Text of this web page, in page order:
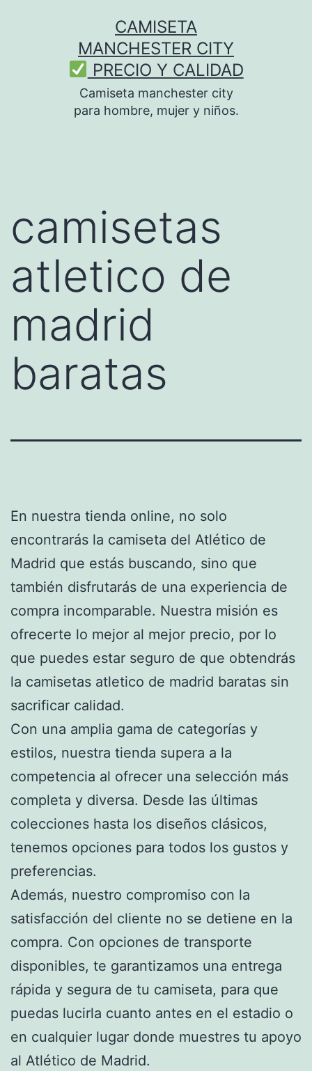
CAMISETA
MANCHESTER CITY
PRECIO Y CALIDAD
Camiseta manchester city
para hombre, mujer y niños.
camisetas
atletico de
madrid
baratas
En nuestra tienda online, no solo
encontrarás la camiseta del Atlético de
Madrid que estás buscando, sino que
también disfrutarás de una experiencia de
compra incomparable. Nuestra misión es
ofrecerte lo mejor al mejor precio, por lo
que puedes estar seguro de que obtendrás
la camisetas atletico de madrid baratas sin
sacrificar calidad.
Con una amplia gama de categorías y
estilos, nuestra tienda supera a la
competencia al ofrecer una selección más
completa y diversa. Desde las últimas
colecciones hasta los diseños clásicos,
tenemos opciones para todos los gustos y
preferencias.
Además, nuestro compromiso con la
satisfacción del cliente no se detiene en la
compra. Con opciones de transporte
disponibles, te garantizamos una entrega
rápida y segura de tu camiseta, para que
puedas lucirla cuanto antes en el estadio o
en cualquier lugar donde muestres tu apoyo
al Atlético de Madrid.